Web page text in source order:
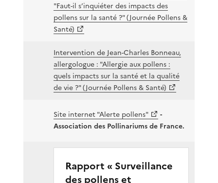
"Faut-il s’inquiéter des impacts des
pollens sur la santé ?" (Journée Pollens &
Santé)
Intervention de Jean-Charles Bonneau,
allergologue : "Allergie aux pollens :
quels impacts sur la santé et la qualité
de vie ?" (Journée Pollens & Santé)
Site internet "Alerte pollens"
-
Association des Pollinariums de France.
Rapport « Surveillance
des pollens et